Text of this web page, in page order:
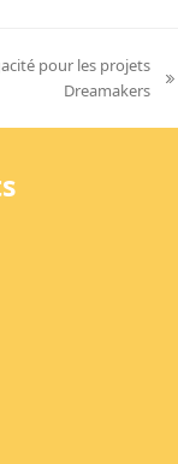
pour les projets
Dreamakers